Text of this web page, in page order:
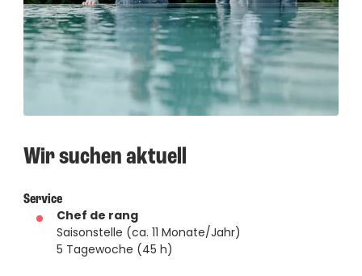
Wir suchen aktuell
Service
Chef de rang
Saisonstelle (ca. 11 Monate/Jahr)
5 Tagewoche (45 h)